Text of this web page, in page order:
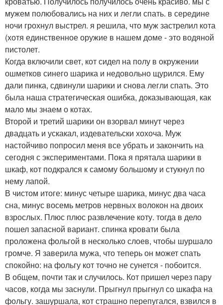
мужем полюбовались на них и легли спать. в середине
ночи грохнул выстрел. я решила, что муж застрелил кота
(хотя единственное оружие в нашем доме - это водяной
пистолет.
Когда включили свет, кот сидел на полу в окружении
ошметков синего шарика и недовольно щурился. Ему
дали пинка, сдвинули шарики и снова легли спать. Это
была наша стратегическая ошибка, доказывающая, как
мало мы знаем о котах.
Второй и третий шарики он взорвал минут через
двадцать и ускакал, издевательски хохоча. Муж
настойчиво попросил меня все убрать и закончить на
сегодня с экспериментами. Пока я прятала шарики в
шкаф, кот подкрался к самому большому и стукнул по
нему лапой.
В чистом итоге: минус четыре шарика, минус два часа
сна, минус восемь метров нервных волокон на двоих
взрослых. Плюс плюс развлечение коту. тогда в дело
пошел запасной вариант. спинка кровати была
проложена фольгой в несколько слоев, чтобы шуршало
громче. Я заверила мужа, что теперь он может спать
спокойно: на фольгу кот точно не сунется - побоится.
В общем, почти так и случилось. Кот пришел через пару
часов, когда мы заснули. Прыгнул прыгнул со шкафа на
фольгу. зашуршала, кот страшно перепугался, взвился в